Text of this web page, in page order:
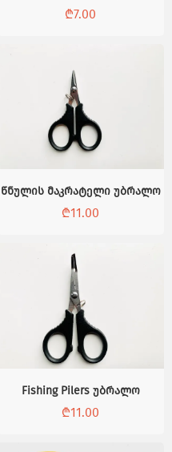
₾7.00
წნულის მაკრატელი უბრალო
₾11.00
Fishing Pilers უბრალო
₾11.00